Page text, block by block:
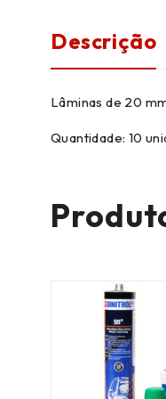
Descrição
Lâminas de 20
Quantidade: 10